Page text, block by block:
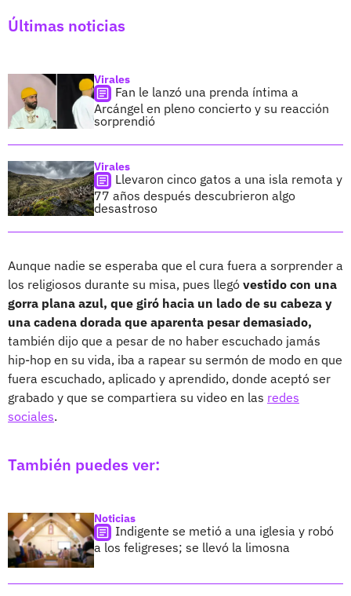
Últimas noticias
Virales
Fan le lanzó una prenda íntima a
Arcángel en pleno concierto y su reacción
sorprendió
Virales
Llevaron cinco gatos a una isla remota y
77 años después descubrieron algo
desastroso
Aunque nadie se esperaba que el cura fuera a sorprender a
los religiosos durante su misa, pues llegó vestido con una
gorra plana azul, que giró hacia un lado de su cabeza y
una cadena dorada que aparenta pesar demasiado,
también dijo que a pesar de no haber escuchado jamás
hip-hop en su vida, iba a rapear su sermón de modo en que
fuera escuchado, aplicado y aprendido, donde aceptó ser
grabado y que se compartiera su video en las redes
sociales.
También puedes ver:
Noticias
Indigente se metió a una iglesia y robó
a los feligreses; se llevó la limosna